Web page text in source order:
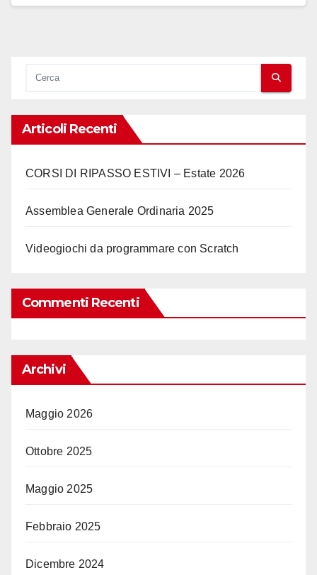
Articoli Recenti
CORSI DI RIPASSO ESTIVI – Estate 2026
Assemblea Generale Ordinaria 2025
Videogiochi da programmare con Scratch
Commenti Recenti
Archivi
Maggio 2026
Ottobre 2025
Maggio 2025
Febbraio 2025
Dicembre 2024